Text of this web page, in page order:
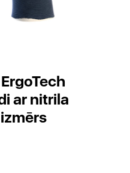
ar nitrila